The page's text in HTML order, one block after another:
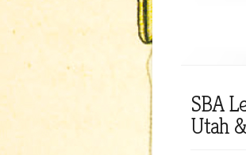
SBA
Utah